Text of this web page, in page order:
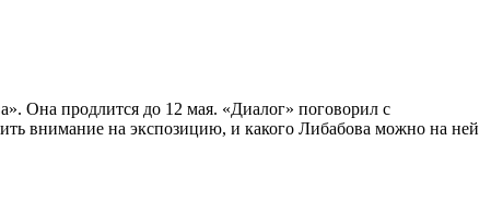
Она продлится до 12 мая. «Диалог» поговорил с
внимание на экспозицию, и какого Либабова можно на ней